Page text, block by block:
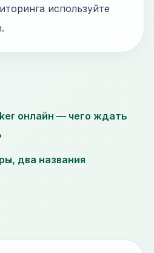
используйте
онлайн — чего ждать
два названия